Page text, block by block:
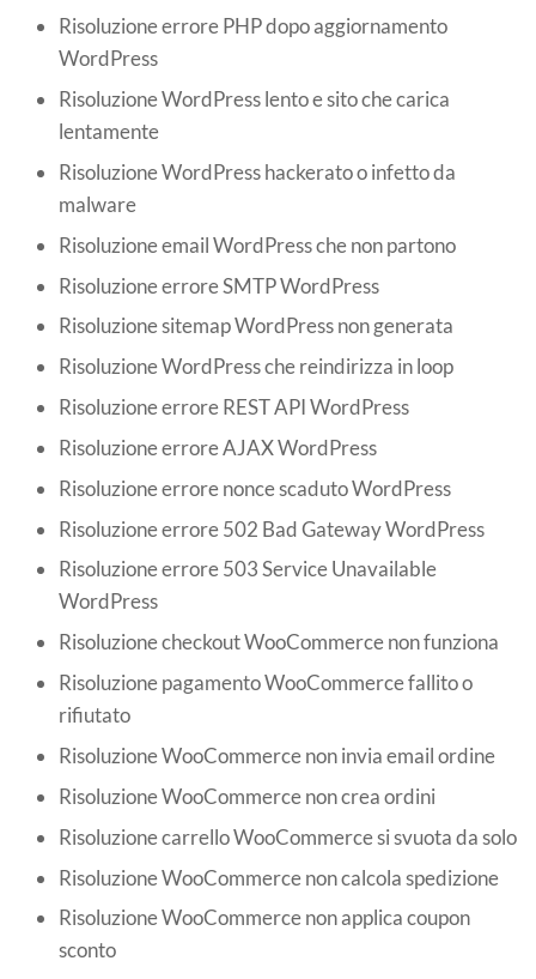
Risoluzione errore PHP dopo aggiornamento
WordPress
Risoluzione WordPress lento e sito che carica
lentamente
Risoluzione WordPress hackerato o infetto da
malware
Risoluzione email WordPress che non partono
Risoluzione errore SMTP WordPress
Risoluzione sitemap WordPress non generata
Risoluzione WordPress che reindirizza in loop
Risoluzione errore REST API WordPress
Risoluzione errore AJAX WordPress
Risoluzione errore nonce scaduto WordPress
Risoluzione errore 502 Bad Gateway WordPress
Risoluzione errore 503 Service Unavailable
WordPress
Risoluzione checkout WooCommerce non funziona
Risoluzione pagamento WooCommerce fallito o
rifiutato
Risoluzione WooCommerce non invia email ordine
Risoluzione WooCommerce non crea ordini
Risoluzione carrello WooCommerce si svuota da solo
Risoluzione WooCommerce non calcola spedizione
Risoluzione WooCommerce non applica coupon
sconto